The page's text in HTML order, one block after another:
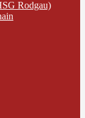
Rodgau)